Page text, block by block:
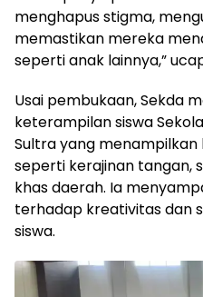
menghapus stigma,
memastikan mereka
seperti anak lainnya,”
Usai pembukaan, Sekda
keterampilan siswa
Sultra yang
seperti kerajinan tangan,
khas daerah. Ia
terhadap kreativitas dan
siswa.